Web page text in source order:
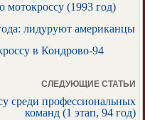
(1993 год)
лидуруют американцы
в Кондрово-94
СЛЕДУЮЩИЕ СТАТЬИ
среди профессиональных
команд (1 этап, 94 год)